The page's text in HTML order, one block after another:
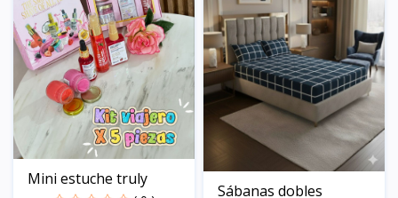
Mini estuche truly
Sábanas dobles